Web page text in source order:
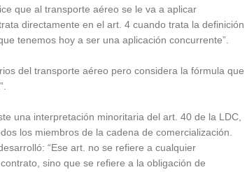
que al transporte aéreo se le va a aplicar
directamente en el art. 4 cuando trata la definición
tenemos hoy a ser una aplicación concurrente”.
del transporte aéreo pero considera la fórmula que
una interpretación minoritaria del art. 40 de la LDC,
los miembros de la cadena de comercialización.
“Ese art. no se refiere a cualquier
sino que se refiere a la obligación de